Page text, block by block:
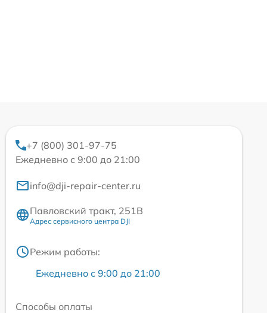
+7 (800) 301-97-75
Ежедневно с 9:00 до 21:00
info@dji-repair-center.ru
Павловский тракт, 251В
Адрес сервисного центра DJI
Режим работы:
Ежедневно с 9:00 до 21:00
Способы оплаты